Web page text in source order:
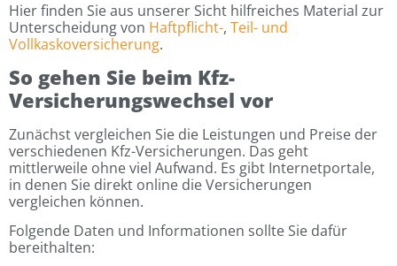
Hier finden Sie aus unserer Sicht hilfreiches Material zur
Unterscheidung von Haftpflicht-, Teil- und
Vollkaskoversicherung.
So gehen Sie beim Kfz-
Versicherungswechsel vor
Zunächst vergleichen Sie die Leistungen und Preise der
verschiedenen Kfz-Versicherungen. Das geht
mittlerweile ohne viel Aufwand. Es gibt Internetportale,
in denen Sie direkt online die Versicherungen
vergleichen können.
Folgende Daten und Informationen sollte Sie dafür
bereithalten: